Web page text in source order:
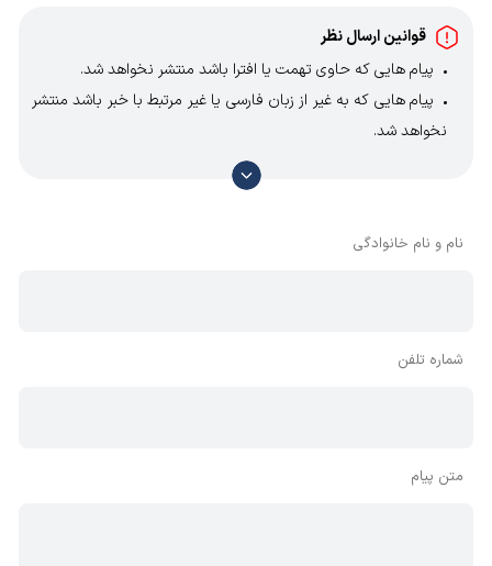
قوانین ارسال نظر
پیام هایی که حاوی تهمت یا افترا باشد منتشر نخواهد شد.
پیام هایی که به غیر از زبان فارسی یا غیر مرتبط با خبر باشد منتشر
نخواهد شد.
با توجه به آن که امکان موافقت یا مخالفت با محتوای نظرات
وجود دارد، معمولا نظراتی که محتوای مشابه دارند، انتشار نمی‌یابند
نام و نام خانوادگی
شماره تلفن
متن پیام